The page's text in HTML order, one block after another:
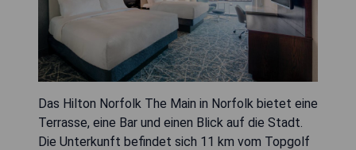
Das Hilton Norfolk The Main in Norfolk bietet eine
Terrasse, eine Bar und einen Blick auf die Stadt.
Die Unterkunft befindet sich 11 km vom Topgolf